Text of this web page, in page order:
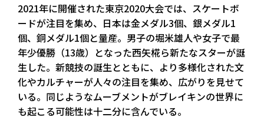
2021年に開催された東京2020大会では、スケートボ
ードが注目を集め、日本は金メダル3個、銀メダル1
個、銅メダル1個と量産。男子の堀米雄人や女子で最
年少優勝（13歳）となった西矢椛ら新たなスターが誕
生した。新競技の誕生とともに、より多様化された文
化やカルチャーが人々の注目を集め、広がりを見せて
いる。同じようなムーブメントがブレイキンの世界に
も起こる可能性は十二分に含んでいる。